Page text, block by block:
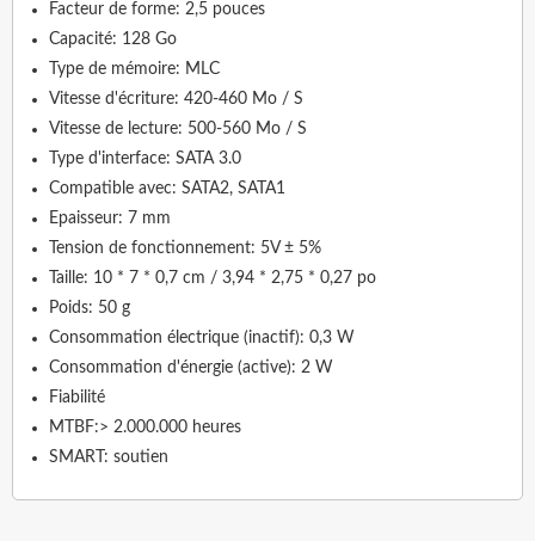
Facteur de forme: 2,5 pouces
Capacité: 128 Go
Type de mémoire: MLC
Vitesse d'écriture: 420-460 Mo / S
Vitesse de lecture: 500-560 Mo / S
Type d'interface: SATA 3.0
Compatible avec: SATA2, SATA1
Epaisseur: 7 mm
Tension de fonctionnement: 5V ± 5%
Taille: 10 * 7 * 0,7 cm / 3,94 * 2,75 * 0,27 po
Poids: 50 g
Consommation électrique (inactif): 0,3 W
Consommation d'énergie (active): 2 W
Fiabilité
MTBF:> 2.000.000 heures
SMART: soutien